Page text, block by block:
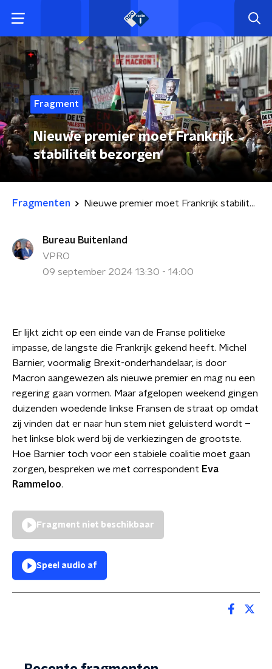
Fragment
Nieuwe premier moet Frankrijk
stabiliteit bezorgen
Fragmenten Nieuwe premier moet Frankrijk stabiliteit bezorgen
Bureau Buitenland
VPRO
09 september 2024 13:30 - 14:00
Er lijkt zicht op een einde van de Franse politieke
impasse, de langste die Frankrijk gekend heeft. Michel
Barnier, voormalig Brexit-onderhandelaar, is door
Macron aangewezen als nieuwe premier en mag nu een
regering gaan vormen. Maar afgelopen weekend gingen
duizenden woedende linkse Fransen de straat op omdat
zij vinden dat er naar hun stem niet geluisterd wordt –
het linkse blok werd bij de verkiezingen de grootste.
Hoe Barnier toch voor een stabiele coalitie moet gaan
zorgen, bespreken we met correspondent Eva
Rammeloo.
Fragment niet beschikbaar
Speel audio af